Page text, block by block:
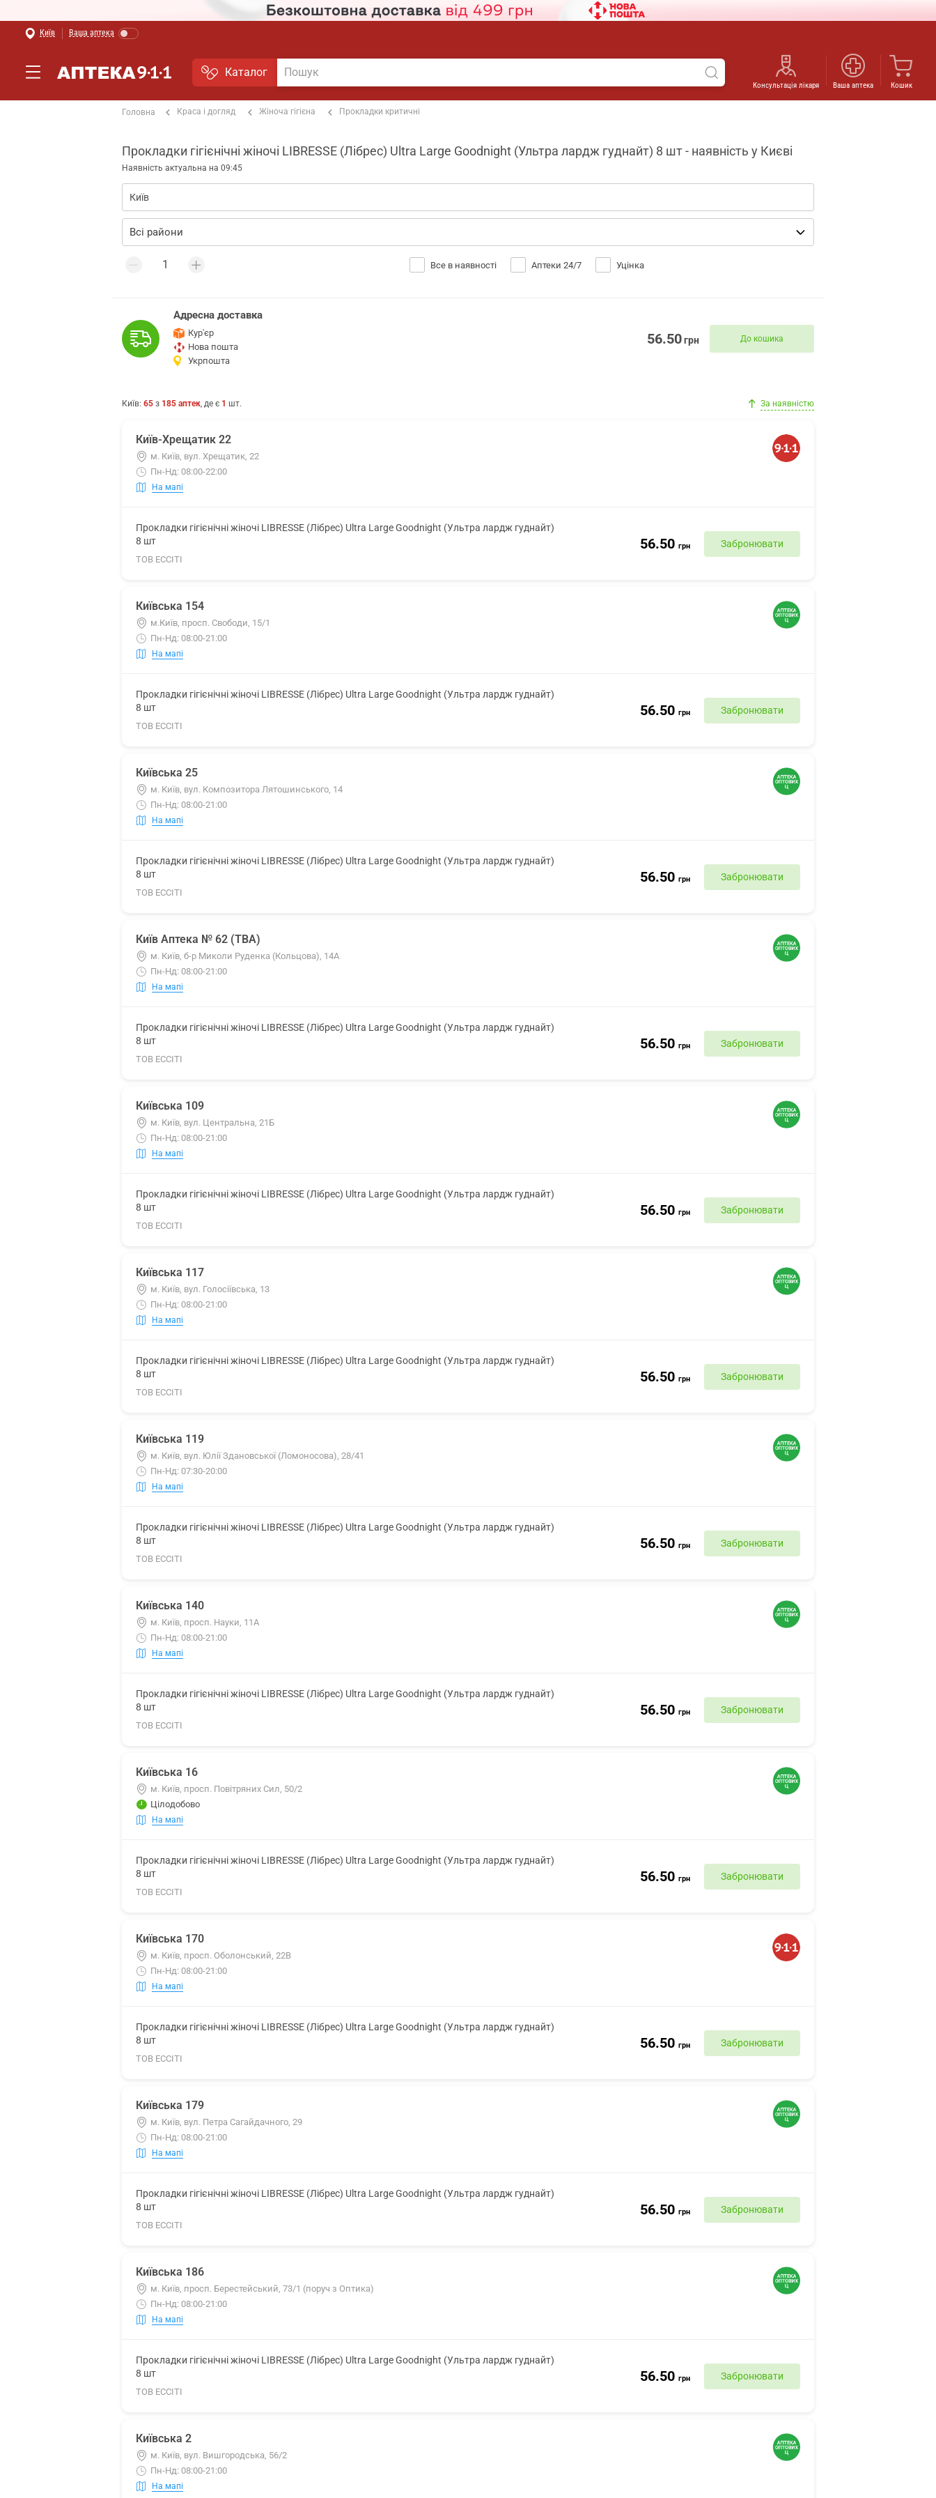
Київ Ваша аптека
Каталог
Консультація лікаря Ваша аптека Кошик
Головна Краса і догляд Жіноча гігієна Прокладки критичні
Прокладки гігієнічні жіночі LIBRESSE (Лібрес) Ultra Large Goodnight (Ультра лардж гуднайт) 8 шт - наявність у Києві
Наявність актуальна на 09:45
Все в наявності Аптеки 24/7 Уцінка
Адресна доставка
Кур'єр
Нова пошта
Укрпошта
56.50грн До кошика
Київ: 65 з 185 аптек, де є 1 шт. За наявністю
Київ-Хрещатик 22
м. Київ, вул. Хрещатик, 22
Пн-Нд: 08:00-22:00
На мапі
Прокладки гігієнічні жіночі LIBRESSE (Лібрес) Ultra Large Goodnight (Ультра лардж гуднайт)
8 шт
ТОВ ЕССІТІ
56.50 грн Забронювати
Київська 154
м.Київ, просп. Свободи, 15/1
Пн-Нд: 08:00-21:00
На мапі
Прокладки гігієнічні жіночі LIBRESSE (Лібрес) Ultra Large Goodnight (Ультра лардж гуднайт)
8 шт
ТОВ ЕССІТІ
56.50 грн Забронювати
Київська 25
м. Київ, вул. Композитора Лятошинського, 14
Пн-Нд: 08:00-21:00
На мапі
Прокладки гігієнічні жіночі LIBRESSE (Лібрес) Ultra Large Goodnight (Ультра лардж гуднайт)
8 шт
ТОВ ЕССІТІ
56.50 грн Забронювати
Київ Аптека № 62 (ТВА)
м. Київ, б-р Миколи Руденка (Кольцова), 14А
Пн-Нд: 08:00-21:00
На мапі
Прокладки гігієнічні жіночі LIBRESSE (Лібрес) Ultra Large Goodnight (Ультра лардж гуднайт)
8 шт
ТОВ ЕССІТІ
56.50 грн Забронювати
Київська 109
м. Київ, вул. Центральна, 21Б
Пн-Нд: 08:00-21:00
На мапі
Прокладки гігієнічні жіночі LIBRESSE (Лібрес) Ultra Large Goodnight (Ультра лардж гуднайт)
8 шт
ТОВ ЕССІТІ
56.50 грн Забронювати
Київська 117
м. Київ, вул. Голосіївська, 13
Пн-Нд: 08:00-21:00
На мапі
Прокладки гігієнічні жіночі LIBRESSE (Лібрес) Ultra Large Goodnight (Ультра лардж гуднайт)
8 шт
ТОВ ЕССІТІ
56.50 грн Забронювати
Київська 119
м. Київ, вул. Юлії Здановської (Ломоносова), 28/41
Пн-Нд: 07:30-20:00
На мапі
Прокладки гігієнічні жіночі LIBRESSE (Лібрес) Ultra Large Goodnight (Ультра лардж гуднайт)
8 шт
ТОВ ЕССІТІ
56.50 грн Забронювати
Київська 140
м. Київ, просп. Науки, 11А
Пн-Нд: 08:00-21:00
На мапі
Прокладки гігієнічні жіночі LIBRESSE (Лібрес) Ultra Large Goodnight (Ультра лардж гуднайт)
8 шт
ТОВ ЕССІТІ
56.50 грн Забронювати
Київська 16
м. Київ, просп. Повітряних Сил, 50/2
Цілодобово
На мапі
Прокладки гігієнічні жіночі LIBRESSE (Лібрес) Ultra Large Goodnight (Ультра лардж гуднайт)
8 шт
ТОВ ЕССІТІ
56.50 грн Забронювати
Київська 170
м. Київ, просп. Оболонський, 22В
Пн-Нд: 08:00-21:00
На мапі
Прокладки гігієнічні жіночі LIBRESSE (Лібрес) Ultra Large Goodnight (Ультра лардж гуднайт)
8 шт
ТОВ ЕССІТІ
56.50 грн Забронювати
Київська 179
м. Київ, вул. Петра Сагайдачного, 29
Пн-Нд: 08:00-21:00
На мапі
Прокладки гігієнічні жіночі LIBRESSE (Лібрес) Ultra Large Goodnight (Ультра лардж гуднайт)
8 шт
ТОВ ЕССІТІ
56.50 грн Забронювати
Київська 186
м. Київ, просп. Берестейський, 73/1 (поруч з Оптика)
Пн-Нд: 08:00-21:00
На мапі
Прокладки гігієнічні жіночі LIBRESSE (Лібрес) Ultra Large Goodnight (Ультра лардж гуднайт)
8 шт
ТОВ ЕССІТІ
56.50 грн Забронювати
Київська 2
м. Київ, вул. Вишгородська, 56/2
Пн-Нд: 08:00-21:00
На мапі